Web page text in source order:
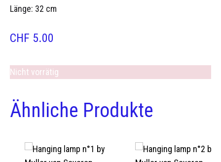
Länge: 32 cm
CHF 5.00
Nicht vorrätig
Ähnliche Produkte